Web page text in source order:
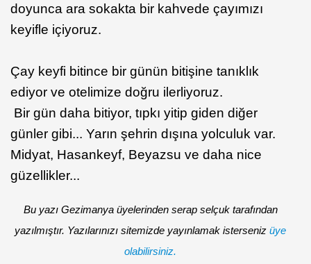
doyunca ara sokakta bir kahvede çayımızı
keyifle içiyoruz.
Çay keyfi bitince bir günün bitişine tanıklık
ediyor ve otelimize doğru ilerliyoruz.
Bir gün daha bitiyor, tıpkı yitip giden diğer
günler gibi... Yarın şehrin dışına yolculuk var.
Midyat, Hasankeyf, Beyazsu ve daha nice
güzellikler...
Bu yazı Gezimanya üyelerinden serap selçuk tarafından
yazılmıştır. Yazılarınızı sitemizde yayınlamak isterseniz üye
olabilirsiniz.